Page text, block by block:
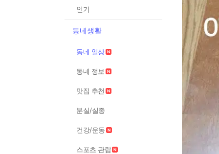
인기
동네생활
동네 일상
동네 정보
맛집 추천
분실/실종
건강/운동
스포츠 관람